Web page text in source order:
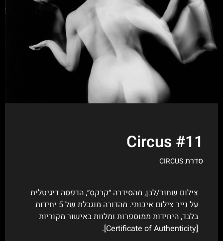
Circus #11
סדרתCIRCUS
צילום שחור/לבן, מהסידרה ״קרקס״, הדפסה דיגיטלית
על נייר צילום איכותי. מהדורה מוגבלת של 5 יחידות
בלבד, היחידות ממוספרות ומלוות באישור מקוריות
[Certificate of Authenticity].